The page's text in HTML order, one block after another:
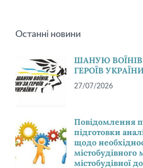
Останні новини
ШАНУЮ
ГЕРОЇВ
27/07/2026
Повідомлення
підготовки
щодо
містобудівного
містобудівної